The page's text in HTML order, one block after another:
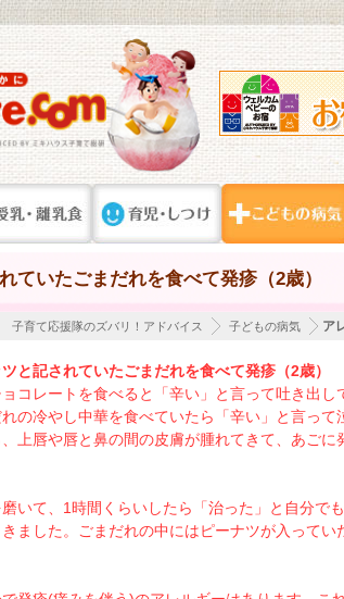
ていたごまだれを食べて発疹（2歳）
ア
子どもの病気
子育て応援隊のズバリ！アドバイス
と記されていたごまだれを食べて発疹（2歳）
コレートを食べると「辛い」と言って吐き出し
の冷やし中華を食べていたら「辛い」と言って
上唇や唇と鼻の間の皮膚が腫れてきて、あごに
いて、1時間くらいしたら「治った」と自分で
ました。ごまだれの中にはピーナツが入ってい